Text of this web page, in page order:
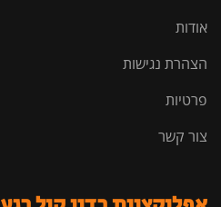
אודות
הצהרת נגישות
פרטיות
צור קשר